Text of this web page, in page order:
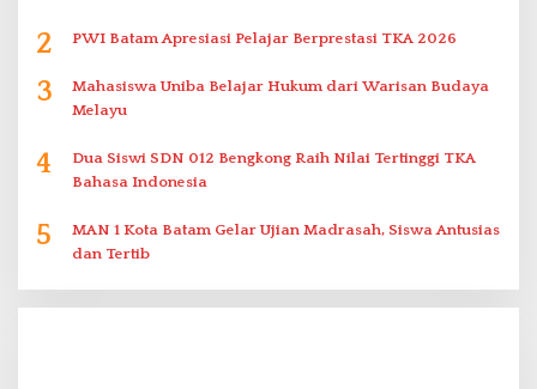
2 PWI Batam Apresiasi Pelajar Berprestasi TKA 2026
3
Mahasiswa Uniba Belajar Hukum dari Warisan Budaya
Melayu
4
Dua Siswi SDN 012 Bengkong Raih Nilai Tertinggi TKA
Bahasa Indonesia
5
MAN 1 Kota Batam Gelar Ujian Madrasah, Siswa Antusias
dan Tertib